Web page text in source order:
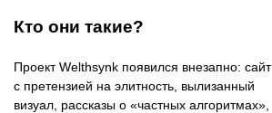
Кто они такие?
Проект Welthsynk появился внезапно: сайт
с претензией на элитность, вылизанный
визуал, рассказы о «частных алгоритмах»,